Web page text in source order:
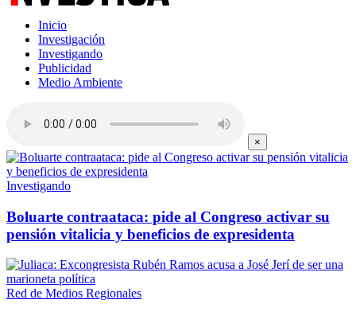
Inicio
Investigación
Investigando
Publicidad
Medio Ambiente
×
Investigando
Boluarte contraataca: pide al Congreso activar su
pensión vitalicia y beneficios de expresidenta
Red de Medios Regionales